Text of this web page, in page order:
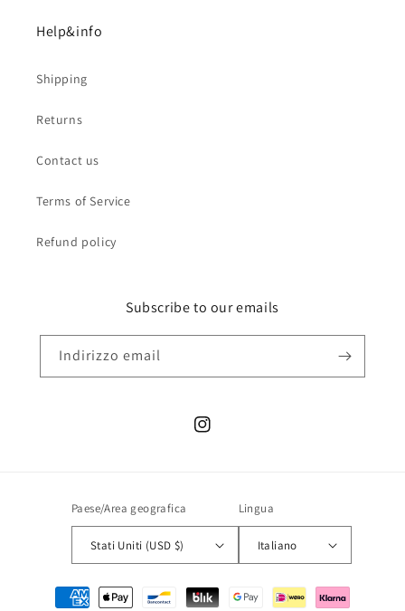
Help&info
Shipping
Returns
Contact us
Terms of Service
Refund policy
Subscribe to our emails
Indirizzo email
Instagram
Paese/Area geografica
Stati Uniti (USD $)
Lingua
Italiano
Metodi